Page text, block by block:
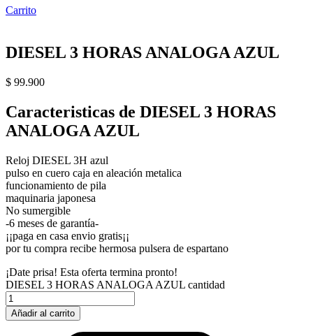
Carrito
DIESEL 3 HORAS ANALOGA AZUL
$ 99.900
Caracteristicas de DIESEL 3 HORAS
ANALOGA AZUL
Reloj DIESEL 3H azul
pulso en cuero caja en aleación metalica
funcionamiento de pila
maquinaria japonesa
No sumergible
-6 meses de garantía-
¡¡paga en casa envio gratis¡¡
por tu compra recibe hermosa pulsera de espartano
¡Date prisa! Esta oferta termina pronto!
DIESEL 3 HORAS ANALOGA AZUL cantidad
Añadir al carrito